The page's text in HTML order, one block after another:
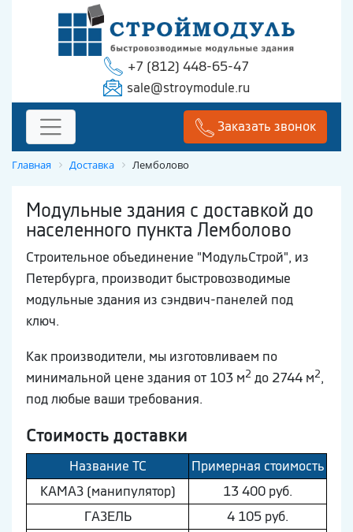
+7 (812) 448-65-47
sale@stroymodule.ru
Заказать звонок
Главная Доставка Лемболово
Модульные здания с доставкой до
населенного пункта Лемболово
Строительное объединение "МодульСтрой", из
Петербурга, производит быстровозводимые
модульные здания из сэндвич-панелей под
ключ.
Как производители, мы изготовливаем по
минимальной цене здания от 103 м2 до 2744 м2,
под любые ваши требования.
Стоимость доставки
Название ТС
Примерная стоимость
КAМAЗ (манипулятор)
13 400 руб.
ГAЗEЛЬ
4 105 руб.